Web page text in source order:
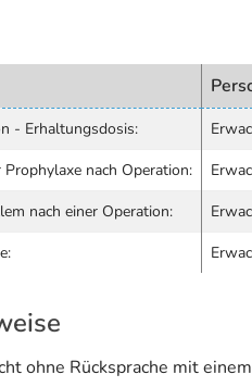
- Erhaltungsdosis:
nach Operation:
nach einer Operation:
ohne Rücksprache mit